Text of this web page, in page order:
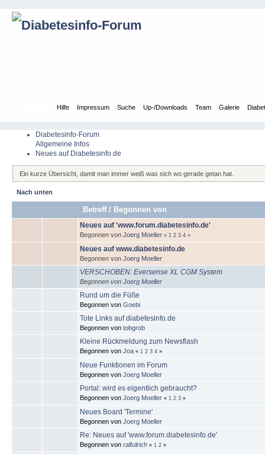
Hilfe Impressum Suche Up-/Downloads Team Galerie
Diabetesinfo-Forum
Allgemeine Infos
Neues auf Diabetesinfo.de
Ein kurze Übersicht, damit man immer weiß was sich wo gerade getan hat.
Nach unten
Betreff/ Begonnen von
Neues auf 'www.forum.diabetesinfo.de'
Begonnen von Joerg Moeller « 1 2 3 4 »
Neues auf www.diabetesinfo.de
Begonnen von Joerg Moeller
VERSCHOBEN: Eversense XL CGM System
Begonnen von Joerg Moeller
Rund um die Füße
Begonnen von Goebi
Tote Links auf diabetesinfo.de
Begonnen von tobgrob
Kleine Rückmeldung zum Newsflash
Begonnen von Joa « 1 2 3 4 »
Neue Funktionen im Forum
Begonnen von Joerg Moeller
Portal: wird es eigentlich gebraucht?
Begonnen von Joerg Moeller « 1 2 3 »
Neues Board 'Termine'
Begonnen von Joerg Moeller
Re: Neues auf 'www.forum.diabetesinfo.de'
Begonnen von ralfulrich « 1 2 »